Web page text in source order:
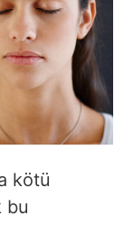
kötü
bu